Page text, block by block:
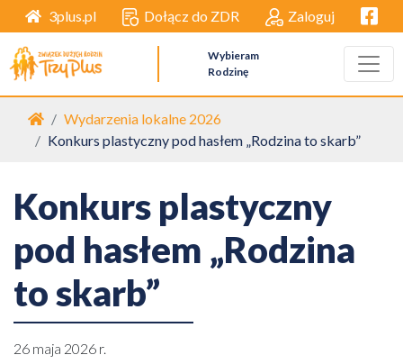
3plus.pl Dołącz do ZDR Zaloguj
Wybieram
Rodzinę
Strona główna
Wydarzenia lokalne 2026
Konkurs plastyczny pod hasłem „Rodzina to skarb”
Konkurs plastyczny
pod hasłem „Rodzina
to skarb”
26 maja 2026 r.